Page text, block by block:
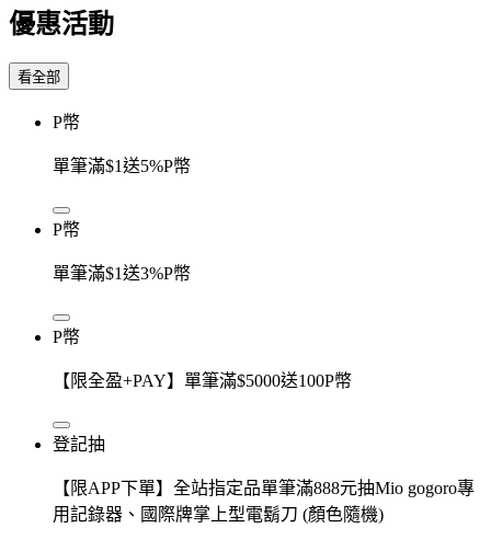
優惠活動
看全部
P幣
單筆滿$1送5%P幣
P幣
單筆滿$1送3%P幣
P幣
【限全盈+PAY】單筆滿$5000送100P幣
登記抽
【限APP下單】全站指定品單筆滿888元抽Mio gogoro專
用記錄器、國際牌掌上型電鬍刀 (顏色隨機)